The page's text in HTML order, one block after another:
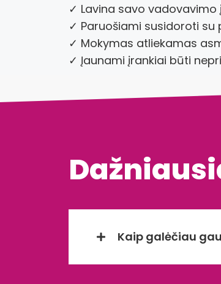
✓ Lavina savo vadovavimo
✓ Paruošiami susidoroti su
✓ Mokymas atliekamas
✓ Įaunami įrankiai būti
Kaip galėčiau